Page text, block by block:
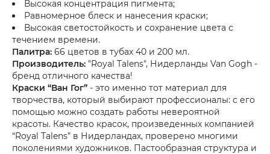
Высокая концентрация пигмента;
Равномерное блеск и нанесения краски;
Высокая светостойкость и сохранение цвета с
течением времени.
Палитра: 66 цветов в тубах 40 и 200 мл.
Производитель: "Royal Talens", Нидерланды Van Gogh -
бренд отличного качества!
Краски “Ван Гог” - это именно тот материал для
творчества, который выбирают профессионалы: с его
помощью можно создать работы невероятной
красоты. Качество красок, произведенных компанией
“Royal Talens” в Нидерландах, проверено многими
поколениями художников. Пастообразная структура и